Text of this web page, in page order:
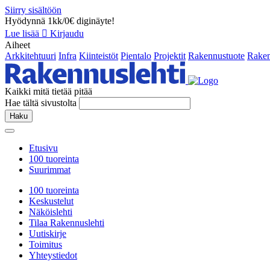
Siirry sisältöön
Hyödynnä 1kk/0€ diginäyte!
Lue lisää
Kirjaudu
Aiheet
Arkkitehtuuri Infra Kiinteistöt Pientalo Projektit Rakennustuote
Kaikki mitä tietää pitää
Hae tältä sivustolta
Haku
Etusivu
100 tuoreinta
Suurimmat
100 tuoreinta
Keskustelut
Näköislehti
Tilaa Rakennuslehti
Uutiskirje
Toimitus
Yhteystiedot